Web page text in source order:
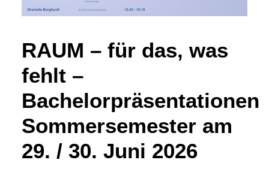
RAUM – für das, was
fehlt –
Bachelorpräsentationen
Sommersemester am
29. / 30. Juni 2026